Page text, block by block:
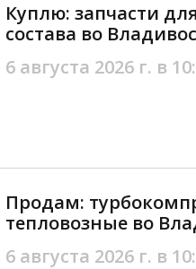
Куплю: запчасти
состава во
6 августа 2026 г. в
Продам:
тепловозные во
6 августа 2026 г. в